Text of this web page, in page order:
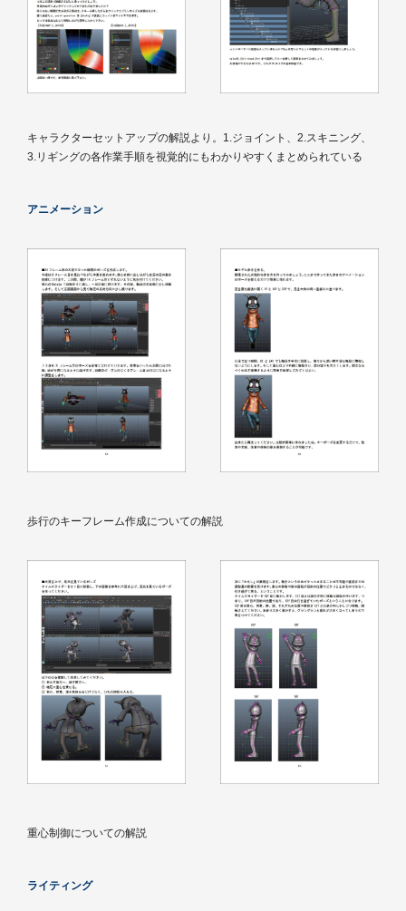
キャラクターセットアップの解説より。1.ジョイント、2.スキニング、
3.リギングの各作業手順を視覚的にもわかりやすくまとめられている
アニメーション
歩行のキーフレーム作成についての解説
重心制御についての解説
ライティング